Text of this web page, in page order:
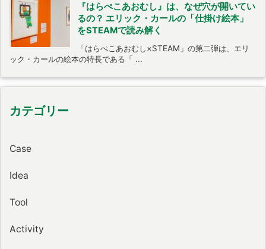
『はらぺこあおむし』は、なぜ穴が開いてい
るの？ エリック・カールの「仕掛け絵本」
をSTEAMで読み解く
「はらぺこあおむし×STEAM」の第二弾は、エリ
ック・カールの絵本の特長である「 ...
カテゴリー
Case
Idea
Tool
Activity